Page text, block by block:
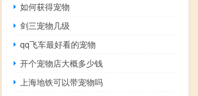
如何获得宠物
剑三宠物几级
qq飞车最好看的宠物
开个宠物店大概多少钱
上海地铁可以带宠物吗